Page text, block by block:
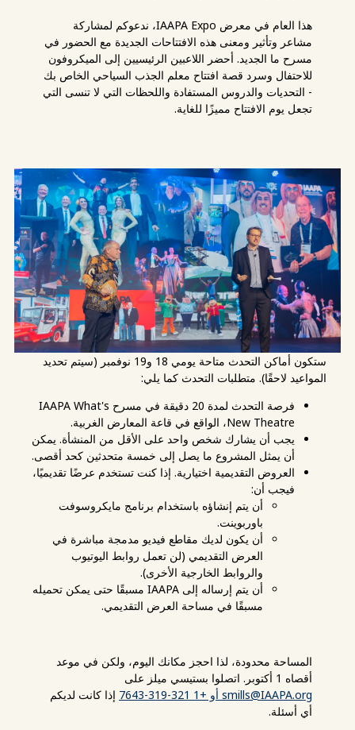
هذا العام في معرض IAAPA Expo، ندعوكم لمشاركة
مشاعر وتأثير ومعنى هذه الافتتاحات الجديدة مع الحضور في
مسرح ما الجديد. أحضر اللاعبين الرئيسيين إلى الميكروفون
للاحتفال وسرد قصة افتتاح معلم الجذب السياحي الخاص بك
- التحديات والدروس المستفادة واللحظات التي لا تنسى التي
تجعل يوم الافتتاح مميزًا للغاية.
ستكون أماكن التحدث متاحة يومي 18 و19 نوفمبر (سيتم تحديد
المواعيد لاحقًا). متطلبات التحدث كما يلي:
فرصة التحدث لمدة 20 دقيقة في مسرح IAAPA What's
New Theatre، الواقع في قاعة المعارض الغربية.
يجب أن يشارك شخص واحد على الأقل من المنشأة. يمكن
أن يمثل المشروع ما يصل إلى خمسة متحدثين كحد أقصى.
العروض التقديمية اختيارية. إذا كنت تستخدم عرضًا تقديميًا،
فيجب أن:
أن يتم إنشاؤه باستخدام برنامج مايكروسوفت
باوربوينت.
أن يكون لديك مقاطع فيديو مدمجة مباشرة في
العرض التقديمي (لن تعمل روابط اليوتيوب
والروابط الخارجية الأخرى).
أن يتم إرساله إلى IAAPA مسبقًا حتى يمكن تحميله
مسبقًا في مساحة العرض التقديمي.
المساحة محدودة، لذا احجز مكانك اليوم، ولكن في موعد
أقصاه 1 أكتوبر. اتصلوا بستيسي ميلز على
smills@IAAPA.org أو +1 321-319-7643
إذا كانت لديكم
أي أسئلة.